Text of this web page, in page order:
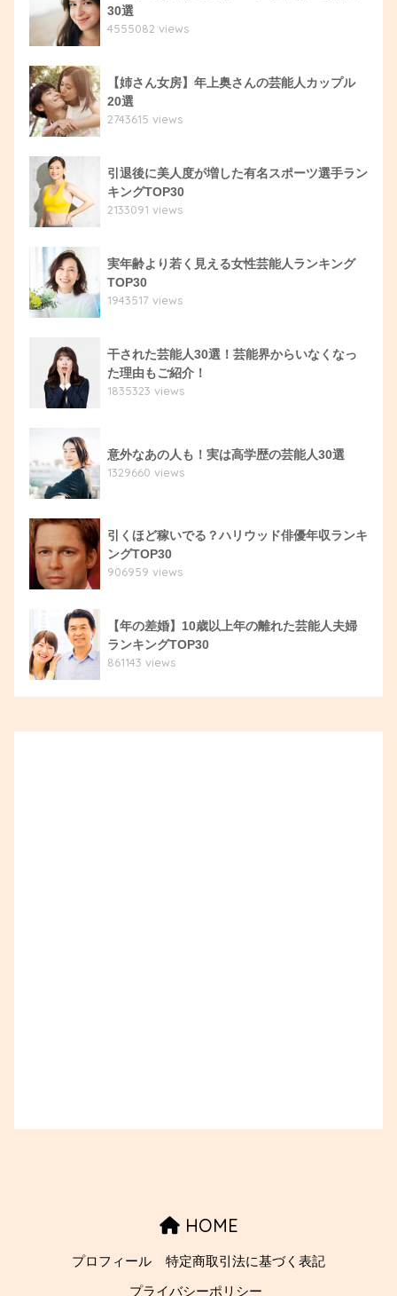
30選
4555082 views
【姉さん女房】年上奥さんの芸能人カップル
20選
2743615 views
引退後に美人度が増した有名スポーツ選手ラン
キングTOP30
2133091 views
実年齢より若く見える女性芸能人ランキング
TOP30
1943517 views
干された芸能人30選！芸能界からいなくなっ
た理由もご紹介！
1835323 views
意外なあの人も！実は高学歴の芸能人30選
1329660 views
引くほど稼いでる？ハリウッド俳優年収ランキ
ングTOP30
906959 views
【年の差婚】10歳以上年の離れた芸能人夫婦
ランキングTOP30
861143 views
HOME
プロフィール 特定商取引法に基づく表記
プライバシーポリシー